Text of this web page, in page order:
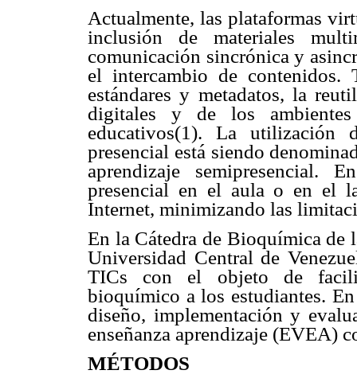
Actualmente, las plataformas
inclusión de materiales
comunicación sincrónica y
el intercambio de contenidos.
estándares y metadatos, la
digitales y de los
educativos(1). La utilización
presencial está siendo
aprendizaje semipresencial.
presencial en el aula o en el
Internet, minimizando las
En la Cátedra de Bioquímica de
Universidad Central de
TICs con el objeto de
bioquímico a los estudiantes.
diseño, implementación y
enseñanza aprendizaje (EVEA)
MÉTODOS